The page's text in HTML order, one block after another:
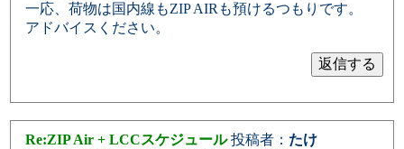
一応、荷物は国内線もZIP AIRも預けるつもりです。
アドバイスください。
Re:ZIP Air + LCCスケジュール投稿者： たけ